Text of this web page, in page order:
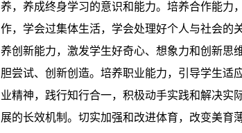
养，养成终身学习的意识和能力。培养合作能力
作，学会过集体生活，学会处理好个人与社会的
养创新能力，激发学生好奇心、想象力和创新思
胆尝试、创新创造。培养职业能力，引导学生适
业精神，践行知行合一，积极动手实践和解决实
展的长效机制。切实加强和改进体育，改变美育